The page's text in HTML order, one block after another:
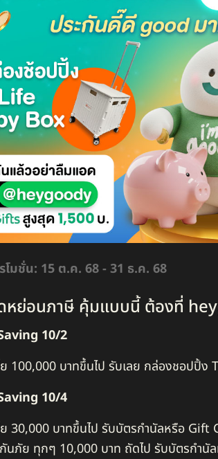
โมชั่น: 15 ต.ค. 68 - 31 ธ.ค. 68
หย่อนภาษี คุ้มแบบนี้ ต้องที่
10/2
ย 100,000 บาทขึ้นไป รับเลย กล่องชอปปิ้ง​
10/4​
ย 30,000 บาทขึ้นไป​ รับบัตรกำนัลหรือ
กันภัย ทุกๆ 10,000 บาท ถัดไป​ รับบัตรกำ